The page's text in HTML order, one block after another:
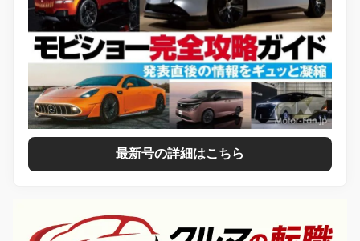
最新号の詳細はこちら